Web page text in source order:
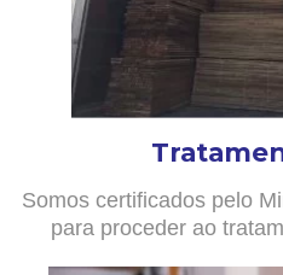
Somos certificados pelo
para proceder ao